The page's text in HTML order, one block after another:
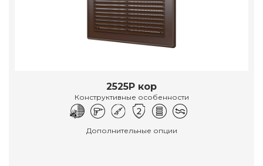
2525Р кор
Конструктивные особенности
Дополнительные опции